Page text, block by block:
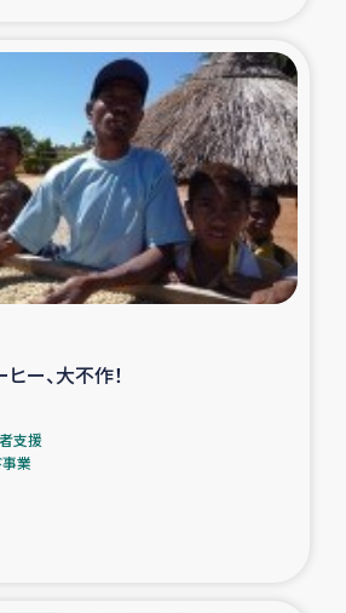
ー、大不作！
支援
事業